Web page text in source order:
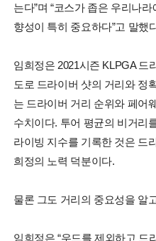
는다”며 “코스가 좁은 우리나
향성이 특히 중요하다”고 말했
임희정은 2021시즌 KLPGA 드
도로 드라이버 샷의 거리와 정
는 드라이버 거리 순위와 페어
수치이다. 투어 평균의 비거리
라이빙 지수를 기록한 것은 드
희정의 노력 덕분이다.
물론 그도 거리의 중요성을 알
임희정은 “우드를 제외하고 드